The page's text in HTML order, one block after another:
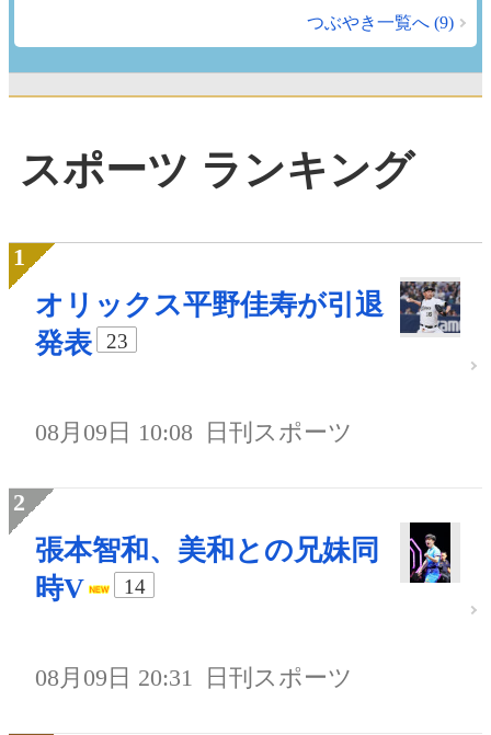
つぶやき一覧へ (9)
スポーツ ランキング
オリックス平野佳寿が引退
発表
23
08月09日 10:08 日刊スポーツ
張本智和、美和との兄妹同
時V
14
08月09日 20:31 日刊スポーツ